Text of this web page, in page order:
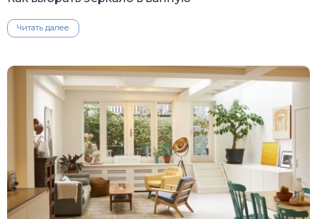
Читать далее